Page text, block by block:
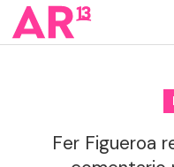
Fer Figueroa